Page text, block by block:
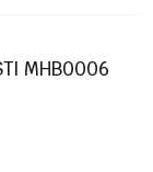
MHB0006